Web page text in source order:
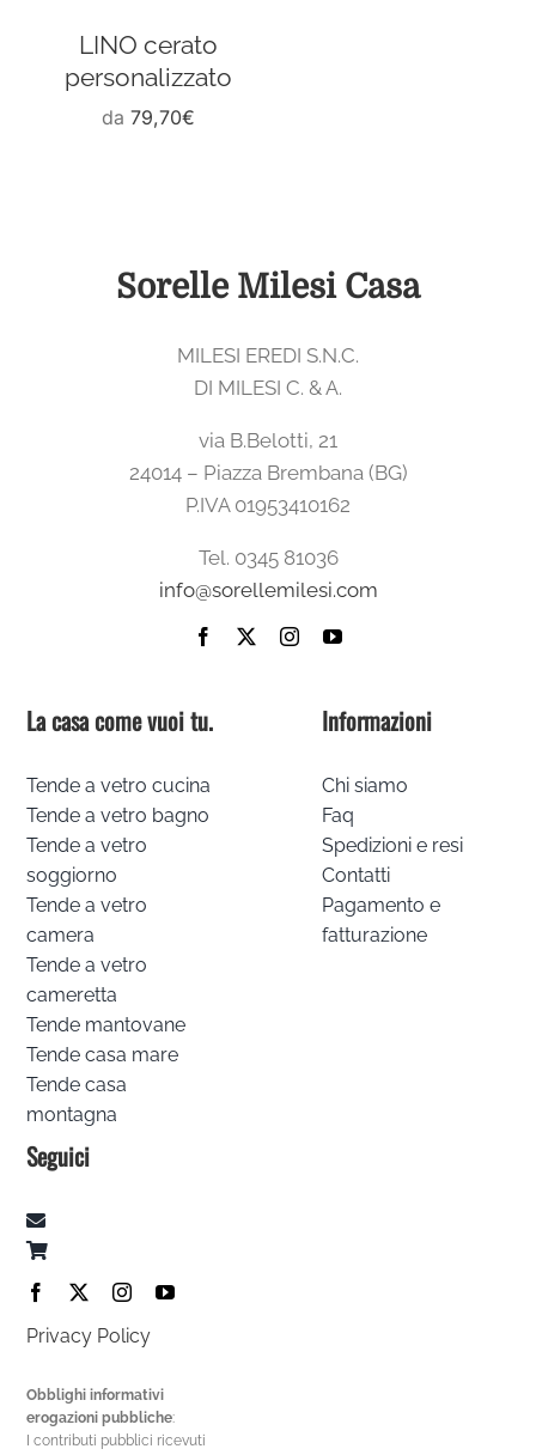
LINO cerato
personalizzato
da 79,70€
Sorelle Milesi Casa
MILESI EREDI S.N.C.
DI MILESI C. & A.
via B.Belotti, 21
24014 – Piazza Brembana (BG)
P.IVA 01953410162
Tel. 0345 81036
info@sorellemilesi.com
La casa come vuoi tu.
Tende a vetro cucina
Tende a vetro bagno
Tende a vetro
soggiorno
Tende a vetro
camera
Tende a vetro
cameretta
Tende mantovane
Tende casa mare
Tende casa
montagna
Informazioni
Chi siamo
Faq
Spedizioni e resi
Contatti
Pagamento e
fatturazione
Seguici
Privacy Policy
Obblighi informativi
erogazioni pubbliche:
I contributi pubblici ricevuti